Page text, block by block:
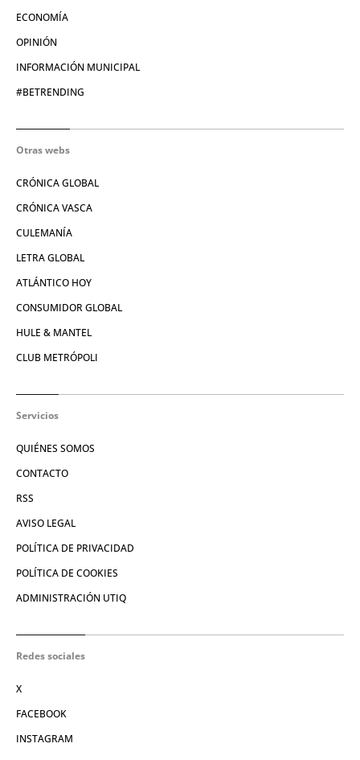
ECONOMÍA
OPINIÓN
INFORMACIÓN MUNICIPAL
#BETRENDING
Otras webs
CRÓNICA GLOBAL
CRÓNICA VASCA
CULEMANÍA
LETRA GLOBAL
ATLÁNTICO HOY
CONSUMIDOR GLOBAL
HULE & MANTEL
CLUB METRÓPOLI
Servicios
QUIÉNES SOMOS
CONTACTO
RSS
AVISO LEGAL
POLÍTICA DE PRIVACIDAD
POLÍTICA DE COOKIES
ADMINISTRACIÓN UTIQ
Redes sociales
X
FACEBOOK
INSTAGRAM